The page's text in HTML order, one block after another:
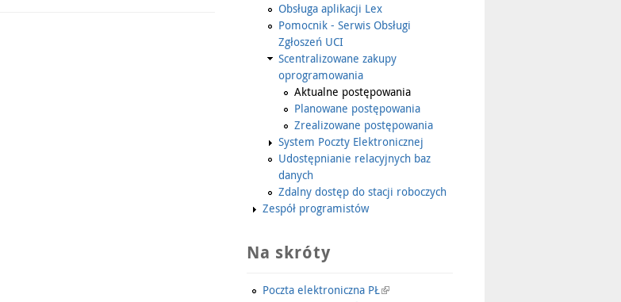
Obsługa aplikacji Lex
Pomocnik - Serwis Obsługi
Zgłoszeń UCI
Scentralizowane zakupy
oprogramowania
Aktualne postępowania
Planowane postępowania
Zrealizowane postępowania
System Poczty Elektronicznej
Udostępnianie relacyjnych baz
danych
Zdalny dostęp do stacji roboczych
Zespół programistów
Na skróty
Poczta elektroniczna PŁ